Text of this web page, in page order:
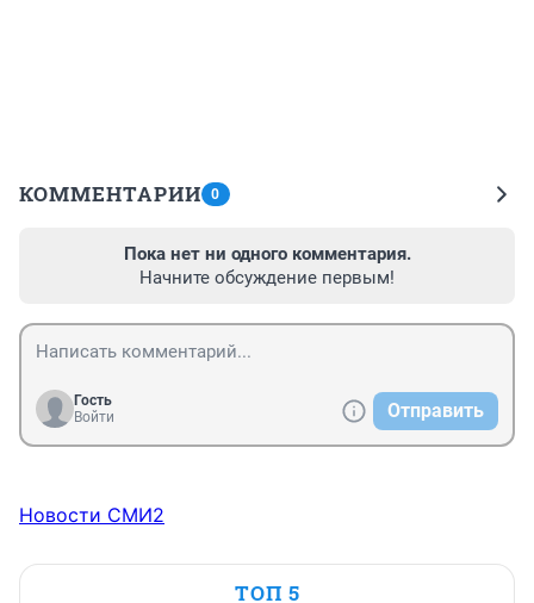
КОММЕНТАРИИ 0
Пока нет ни одного комментария.
Начните обсуждение первым!
Гость
Войти
Отправить
Новости СМИ2
ТОП 5